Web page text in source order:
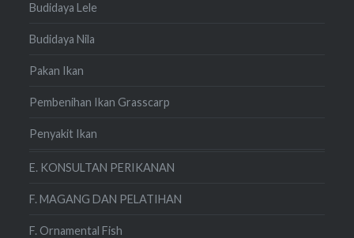
Budidaya Lele
Budidaya Nila
Pakan Ikan
Pembenihan Ikan Grasscarp
Penyakit Ikan
E. KONSULTAN PERIKANAN
F. MAGANG DAN PELATIHAN
F. Ornamental Fish